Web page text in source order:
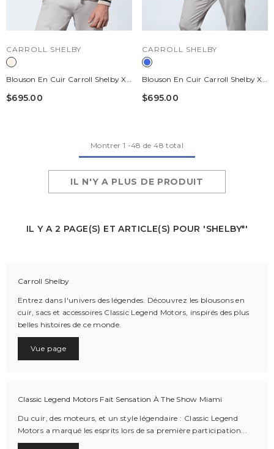
DISTRIBUTEUR :
CARROLL SHELBY
Blouson En Cuir Carroll Shelby X
Le Mans Modèle "Cobra Men" Ecru
$695.00
DISTRIBUTEUR :
CARROLL SHELBY
Blouson En Cuir Carroll Shelby X
Le Mans Modèle "Cobra Men" Bleu
$695.00
Montrer 1 -48 de 48 total
IL N'Y A PLUS DE PRODUIT
IL Y A 2 PAGE(S) ET ARTICLE(S) POUR 'SHELBY*'
Carroll Shelby
Entrez dans l'univers des légendes. Découvrez les blousons en
cuir, sacs et accessoires Classic Legend Motors, inspirés des plus
belles histoires de ce monde.
Vue page
Classic Legend Motors Fait Sensation À The Show Miami
Du cuir, des moteurs, et un style légendaire : Classic Legend
Motors a marqué les esprits lors de sa première participation...